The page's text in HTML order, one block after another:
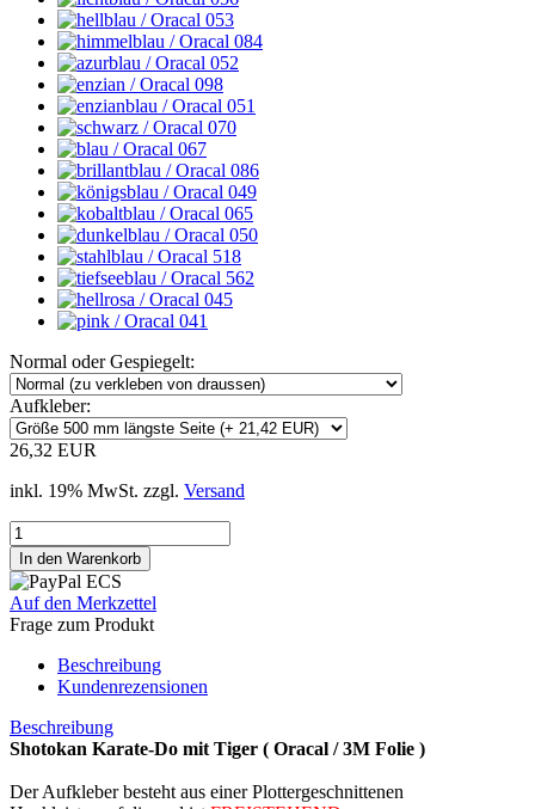
Normal oder Gespiegelt:
Aufkleber:
26,32 EUR
inkl. 19% MwSt. zzgl. Versand
Auf den Merkzettel
Frage zum Produkt
Beschreibung
Kundenrezensionen
Beschreibung
Shotokan Karate-Do mit Tiger ( Oracal / 3M Folie )
Der Aufkleber besteht aus einer Plottergeschnittenen